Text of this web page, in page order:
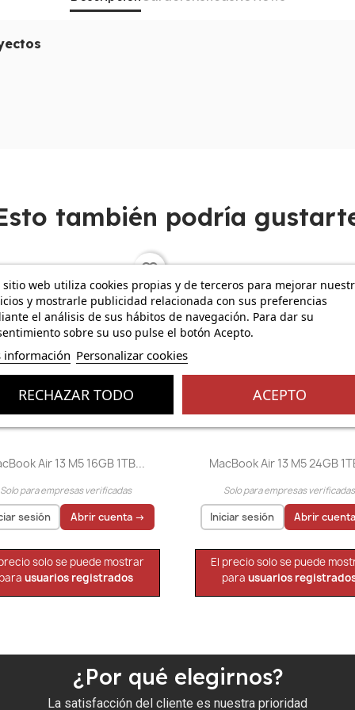
por falta de espacio local?. Con el
tecnológico: trabaja en un silencio absoluto (gracias a
vídeos a una velocidad de vértigo. Es el compañero
también podría
Vista rápida
Air 13 M5 16GB 1TB...
Solo para empresas verificadas
sesión Abrir cuenta →
solo se puede mostrar
para usuarios registrados
favorite_border
Vista rápida
MacBook Air 13 M5 24GB
Solo para empresas verificadas
Iniciar sesión Abrir
El precio solo se puede
parausuarios
¿Por qué elegirnos?
La satisfacción del cliente es nuestra prioridad
sitio web utiliza cookies propias y de terceros para mejorar
y mostrarle publicidad relacionada con sus preferencias
el análisis de sus hábitos de navegación. Para dar su
sobre su uso pulse el botón Acepto.
información Personalizar cookies
RECHAZAR TODO ACEPTO